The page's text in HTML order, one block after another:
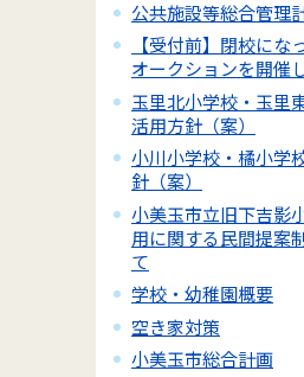
公共施設等総合管理
【受付前】閉校にな
オークションを開催
玉里北小学校・玉里
活用方針（案）
小川小学校・橘小学
針（案）
小美玉市立旧下吉影
用に関する民間提案
て
学校・幼稚園概要
空き家対策
小美玉市総合計画